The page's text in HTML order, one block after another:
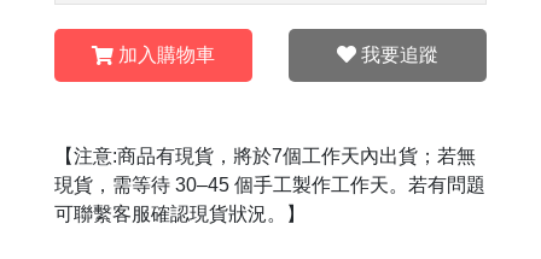
我要追蹤
加入購物車
【注意:商品有現貨，將於7個工作天內出貨；若無
現貨，需等待 30–45 個手工製作工作天。若有問題
可聯繫客服確認現貨狀況。】